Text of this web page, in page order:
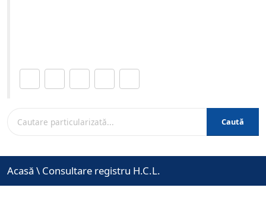
Caută
Acasă \ Consultare registru H.C.L.